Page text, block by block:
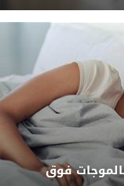
فوق